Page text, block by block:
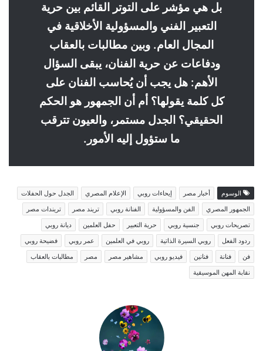
بل هي مؤشر على التوتر القائم بين حرية
التعبير الفني والمسؤولية الأخلاقية في
المجال العام. وبين مطالبات بالعقاب
ودفاعات عن حرية الفنان، يبقى السؤال
الأهم: هل يجب أن يُحاسب الفنان على
كل كلمة يقولها؟ أم أن الجمهور هو الحكم
الحقيقي؟ الجدل مستمر، والعيون تترقب
ما ستؤول إليه الأمور.
الوسوم أخبار مصر إيحاءات روبي الإعلام المصري
الجدل حول الحفلات
الجمهور المصري
الفن والمسؤولية الفنانة روبي تريند مصر
تريندات مصر
تصريحات روبي
جنسية روبي حرية التعبير حفل العلمين
ديانة روبي
ردود الفعل
روبي السيرة الذاتية روبي في العلمين عمر روبي
فضيحة روبي
فن
فنانة فنانين فيديو روبي مشاهير مصر مصر
مطالبات بالعقاب
نقابة المهن الموسيقية